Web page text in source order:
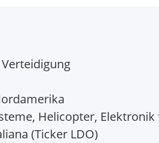
Helicopter,
(Ticker LDO)